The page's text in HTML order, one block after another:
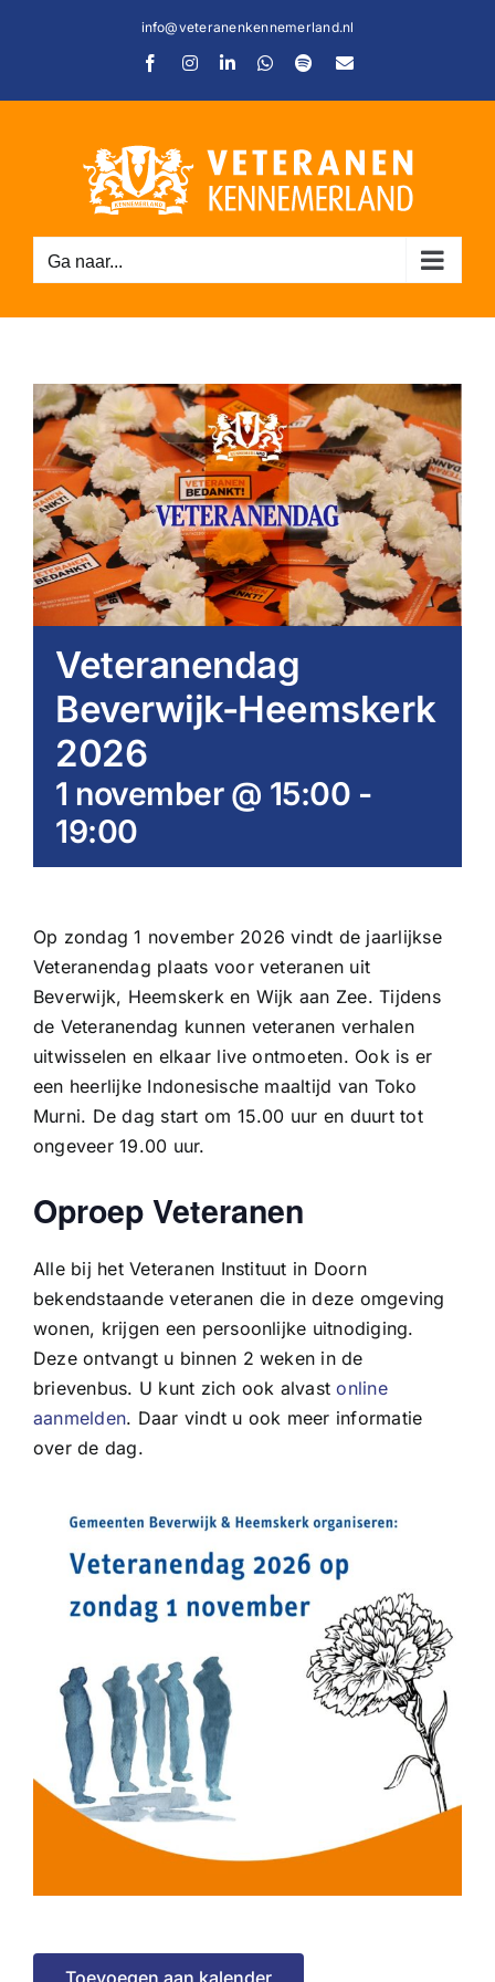
info@veteranenkennemerland.nl
FacebookInstagramLinkedInWhatsApp
SpotifyE-
Ga naar...
Veteranendag
Beverwijk-Heemskerk
2026
1 november @ 15:00 -
19:00
Op zondag 1 november 2026 vindt de jaarlijkse
Veteranendag plaats voor veteranen uit
Beverwijk, Heemskerk en Wijk aan Zee. Tijdens
de Veteranendag kunnen veteranen verhalen
uitwisselen en elkaar live ontmoeten. Ook is er
een heerlijke Indonesische maaltijd van Toko
Murni. De dag start om 15.00 uur en duurt tot
ongeveer 19.00 uur.
Oproep Veteranen
Alle bij het Veteranen Instituut in Doorn
bekendstaande veteranen die in deze omgeving
wonen, krijgen een persoonlijke uitnodiging.
Deze ontvangt u binnen 2 weken in de
brievenbus. U kunt zich ook alvastonline
aanmelden. Daar vindt u ook meer informatie
over de dag.